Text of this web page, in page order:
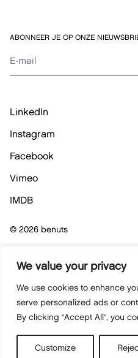
We value your privacy
We use cookies to enhance
serve personalized ads or
By clicking "Accept All", you
Customize
ABONNEER JE OP ONZE
LinkedIn
Instagram
Facebook
Vimeo
IMDB
© 2026 benuts
Privacybeleid
Cookiebeleid
Algemene
Made byCherry Pulp